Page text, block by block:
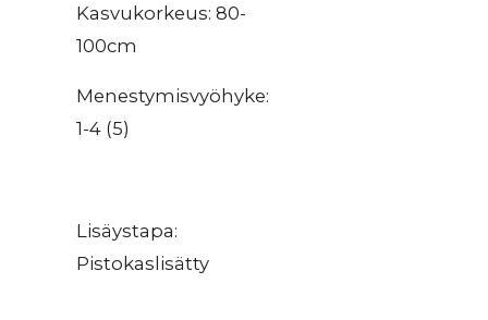
Kasvukorkeus: 80-
100cm
Menestymisvyöhyke:
1-4 (5)
Lisäystapa:
Pistokaslisätty